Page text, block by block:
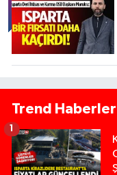
Trend Haberler
1